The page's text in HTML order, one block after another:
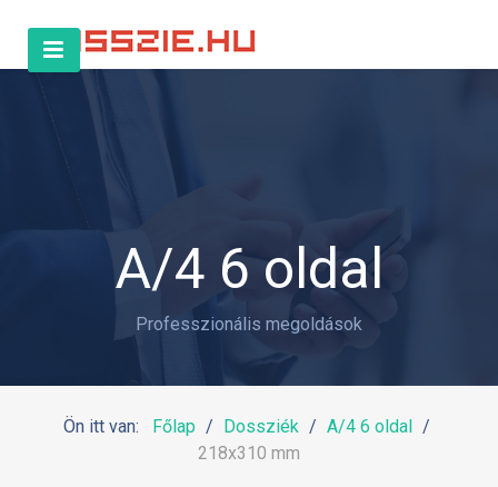
A/4 6 oldal
Professzionális megoldások
Ön itt van: Főlap Dossziék
A/4 6 oldal
218x310 mm